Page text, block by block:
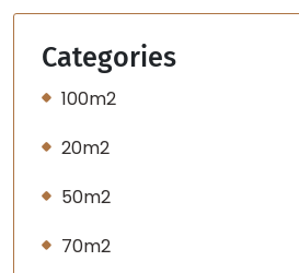
Categories
100m2
20m2
50m2
70m2